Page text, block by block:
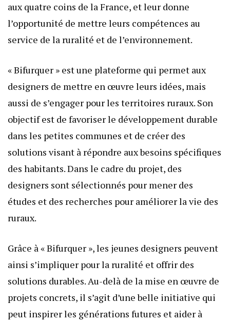
aux quatre coins de la France, et leur donne
l’opportunité de mettre leurs compétences au
service de la ruralité et de l’environnement.
« Bifurquer » est une plateforme qui permet aux
designers de mettre en œuvre leurs idées, mais
aussi de s’engager pour les territoires ruraux. Son
objectif est de favoriser le développement durable
dans les petites communes et de créer des
solutions visant à répondre aux besoins spécifiques
des habitants. Dans le cadre du projet, des
designers sont sélectionnés pour mener des
études et des recherches pour améliorer la vie des
ruraux.
Grâce à « Bifurquer », les jeunes designers peuvent
ainsi s’impliquer pour la ruralité et offrir des
solutions durables. Au-delà de la mise en œuvre de
projets concrets, il s’agit d’une belle initiative qui
peut inspirer les générations futures et aider à